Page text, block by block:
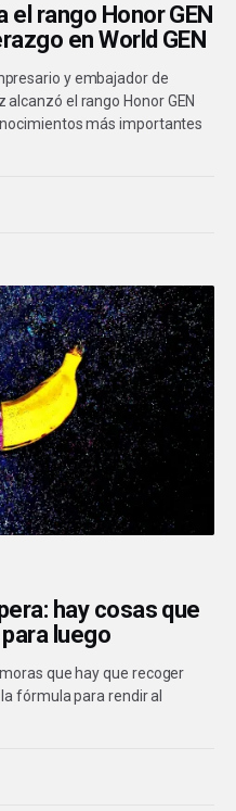
el rango Honor GEN
en World GEN
y embajador de
el rango Honor GEN
más importantes
hay cosas que
luego
que hay que recoger
fórmula para rendir al